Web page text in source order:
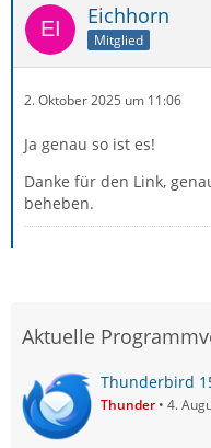
An diesem Fenster
Habe schon einige
Eichhorn
Mitglied
2. Oktober 2025 um 11:06
Ja genau so ist es!
Danke für den Link,
beheben.
Aktuelle
Thunderbird
Thunder 4.